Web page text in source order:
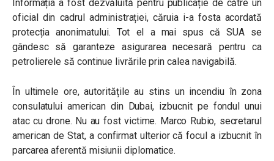
Informația a fost dezvăluită pentru publicație de către un
oficial din cadrul administrației, căruia i-a fosta acordată
protecția anonimatului. Tot el a mai spus că SUA se
gândesc să garanteze asigurarea necesară pentru ca
petrolierele să continue livrările prin calea navigabilă.
În ultimele ore, autoritățile au stins un incendiu în zona
consulatului american din Dubai, izbucnit pe fondul unui
atac cu drone. Nu au fost victime. Marco Rubio, secretarul
american de Stat, a confirmat ulterior că focul a izbucnit în
parcarea aferentă misiunii diplomatice.